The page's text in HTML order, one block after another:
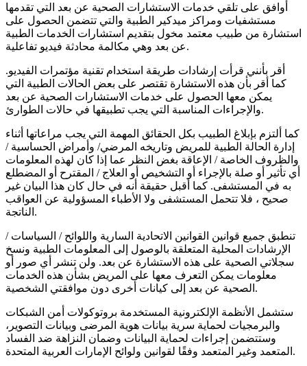
أوافق على تلقي خدمات الاستشارات الصحية عن بعد التي تقدمها
مستشفيات ومراكز ميدكير الطبية والتي تتضمن الحصول على
استشارة من طبيب معتمد مخول بتقديم استشارات الخدمات الطبية
عن بعد وهي مكالمة محادثة فيديو تفاعلية.
أقر بأنني قرأت إرشادات طريقة استخدام تقنية مؤتمرات الفيديو.
كما أقر بأن هذه الاستشارة تقتصر على بعض الحالات الطبية التي
يمكن معها الحصول على خدمات الاستشارات الصحية عن بعد
والإجراءات المناسبة التي يجب تطبيقها في حالات الطوارئ.
كما ألتزم بإبلاغ الطبيب بكل الحقائق المهمة التي يجب مراعاتها أثناء
إدارة الحالة الطبية للمريض وتاريخه المرضي/ وأمراض الحساسية /
والظروف الخاصة / الإعاقة بغض النظر عما إذا كان لهذه المعلومات
أي تأثير أو صلة بالإجراء أو التشخيص أو العلاج / المقترح أو المضطلع
به في المستشفى. كما أقبل حقيقة أنه في حال كان هذا البيان غير
صحيح ، فلا تتحمل المستشفى ولا الأطباء المسؤولية عن العواقب
الناتجة.
تنطبق جميع قوانين القوانين الاتحادية السارية واللوائح / السياسات /
الإرشادات المحلية المتعلقة بالوصول إلى المعلومات الطبية ونسخ
سجلاتي الصحية على هذه الاستشارة عن بعد. ولن تنشر أي صور أو
معلومات يمكن التعرف معها على المريض بشأن هذه الخدمات
الصحية عن بعد إلى كيانات أخرى دون موافقتي الشخصية.
ستشمل الأنظمة الإلكترونية المستخدمة بروتوكولات أمن الشبكات
والبرمجيات لحماية سرية بيانات هوية المرضى وبيانات التصوير،
وستتضمن إجراءات لحماية البيانات وضمان النزاهة ضد الفساد
المتعمد وغير المتعمد وفقًا لقوانين ولوائح الإمارات العربية المتحدة.